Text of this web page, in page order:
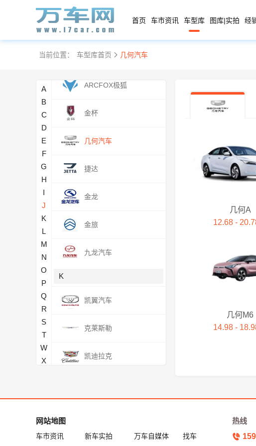
首页 车市资讯 车型库 图库|实拍 经
当前位置： 车型库首页 几何汽车
A
B
C
D
E
F
G
H
I
J
K
L
M
N
O
P
Q
R
S
T
W
X
Polestar极星
极氪
ARCFOX极狐
金杯
几何汽车
捷达
金龙
金旅
九龙汽车
K
凯翼汽车
克莱斯勒
凯迪拉克
L
几何A
12.68 -
几何M6
14.98 -
网站地图
车市资讯 新车实拍 万车自媒体 找车
热线